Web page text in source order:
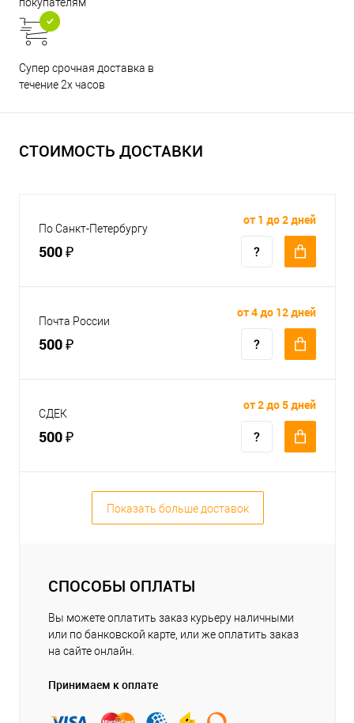
Супер срочная доставка в
течение 2х часов
СТОИМОСТЬ ДОСТАВКИ
По Санкт-Петербургу
500 ₽
от 1 до 2 дней
Почта России
500 ₽
от 4 до 12 дней
СДЕК
500 ₽
от 2 до 5 дней
Показать больше доставок
СПОСОБЫ ОПЛАТЫ
Вы можете оплатить заказ курьеру наличными
или по банковской карте, или же оплатить заказ
на сайте онлайн.
Принимаем к оплате